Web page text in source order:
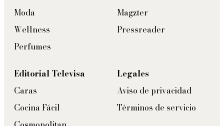
Moda
Wellness
Perfumes
Magzter
Pressreader
Editorial Televisa
Caras
Cocina Fácil
Legales
Aviso de privacidad
Términos de servicio